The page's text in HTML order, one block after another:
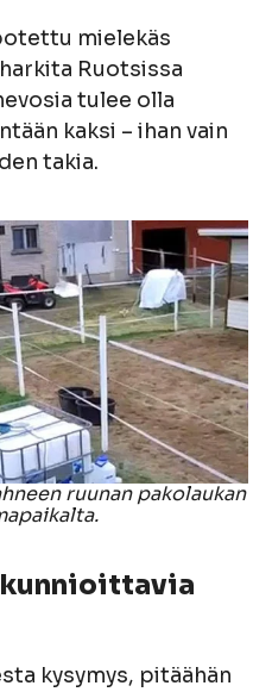
mielekäs
Ruotsissa
tulee olla
kaksi – ihan vain
takia.
ruunan pakolaukan
kunnioittavia
kysymys, pitäähän